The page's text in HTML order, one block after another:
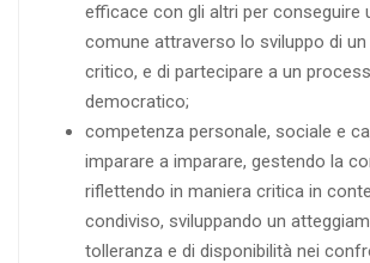
efficace con gli altri per conseguire
comune attraverso lo sviluppo di un
critico, e di partecipare a un
democratico;
competenza personale, sociale e
imparare a imparare, gestendo la
riflettendo in maniera critica in
condiviso, sviluppando un
tolleranza e di disponibilità nei